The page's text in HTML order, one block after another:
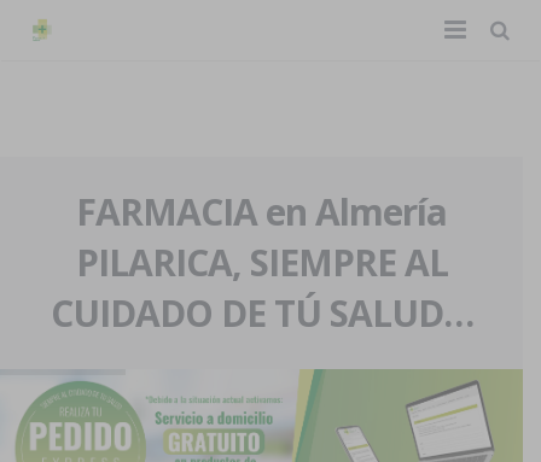
La farmacia
Nuestra historia
Nuestro equipo
Eventos
Servicios y reservas
Pedidos express
Blog
FARMACIA en Almería
PILARICA, SIEMPRE AL
CUIDADO DE TÚ SALUD…